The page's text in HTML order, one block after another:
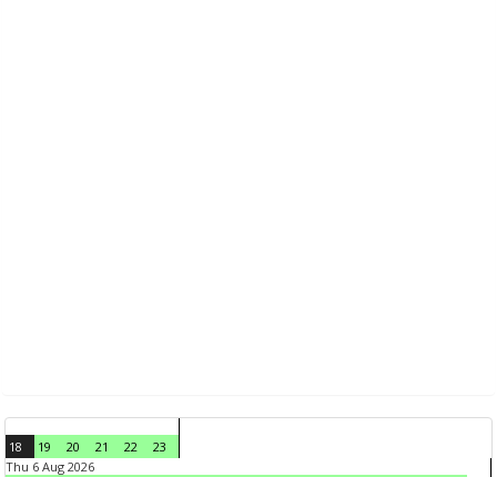
18 19 20 21 22
23
Thu 6 Aug 2026